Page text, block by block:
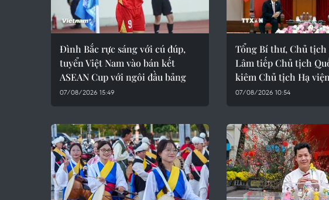
Đình Bắc rực sáng với cú đúp,
tuyển Việt Nam vào bán kết
ASEAN Cup với ngôi đầu bảng
07/08/2026 15:49
Tổng Bí thư, Chủ tịch
Lâm tiếp Chủ tịch
kiêm Chủ tịch Hạ
07/08/2026 10:54